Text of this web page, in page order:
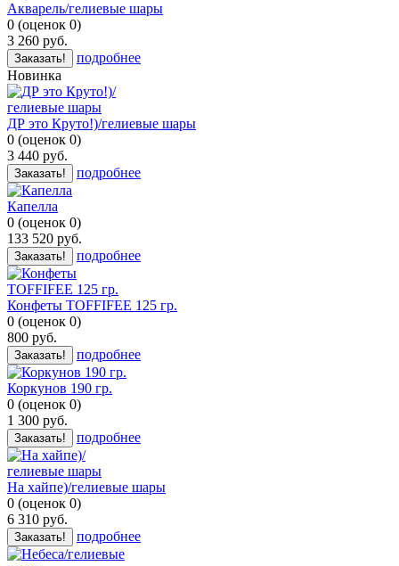
Акварель/гелиевые шары
0 (оценок 0)
3 260 руб.
Заказать!
подробнее
Новинка
ДР это Круто!)/гелиевые шары
0 (оценок 0)
3 440 руб.
Заказать! подробнее
Капелла
0 (оценок 0)
133 520 руб.
Заказать! подробнее
Конфеты TOFFIFEE 125 гр.
0 (оценок 0)
800 руб.
Заказать! подробнее
Коркунов 190 гр.
0 (оценок 0)
1 300 руб.
Заказать! подробнее
На хайпе)/гелиевые шары
0 (оценок 0)
6 310 руб.
Заказать! подробнее